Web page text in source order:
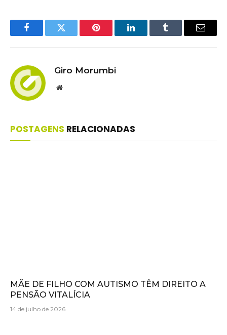
FacebookTwitter Pinterest LinkedInTumblr Email
Giro Morumbi
Website
POSTAGENS RELACIONADAS
MÃE DE FILHO COM AUTISMO TÊM DIREITO A
PENSÃO VITALÍCIA
14 de julho de 2026